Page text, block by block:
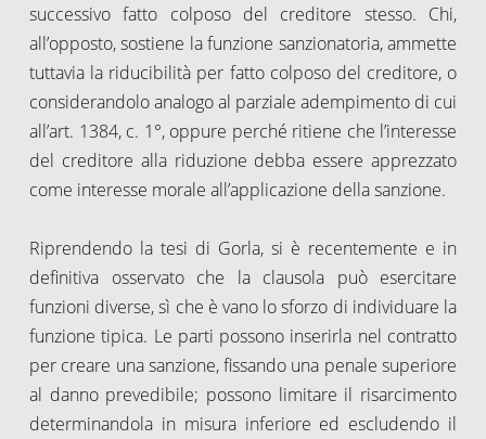
successivo fatto colposo del creditore stesso. Chi,
all’opposto, sostiene la funzione sanzionatoria, ammette
tuttavia la riducibilità per fatto colposo del creditore, o
considerandolo analogo al parziale adempimento di cui
all’art. 1384, c. 1°, oppure perché ritiene che l’interesse
del creditore alla riduzione debba essere apprezzato
come interesse morale all’applicazione della sanzione.
Riprendendo la tesi di Gorla, si è recentemente e in
definitiva osservato che la clausola può esercitare
funzioni diverse, sì che è vano lo sforzo di individuare la
funzione tipica. Le parti possono inserirla nel contratto
per creare una sanzione, fissando una penale superiore
al danno prevedibile; possono limitare il risarcimento
determinandola in misura inferiore ed escludendo il